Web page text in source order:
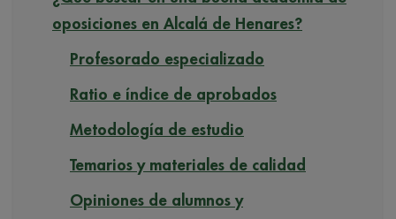
oposiciones en Alcalá de Henares?
Profesorado especializado
Ratio e índice de aprobados
Metodología de estudio
Temarios y materiales de calidad
Opiniones de alumnos y